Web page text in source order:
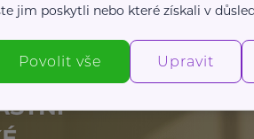
jim poskytli nebo které získali v
Povolit vše Upravit